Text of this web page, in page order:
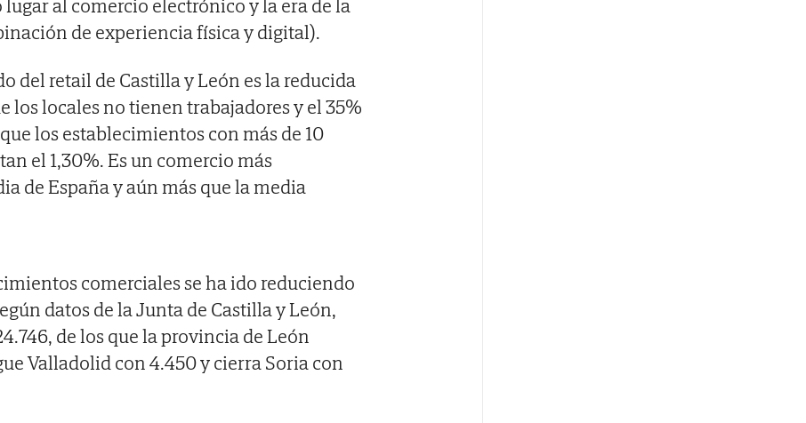
al comercio electrónico y la era de la
de experiencia física y digital).
del retail de Castilla y León es la reducida
los locales no tienen trabajadores y el 35%
los establecimientos con más de 10
el 1,30%. Es un comercio más
de España y aún más que la media
comerciales se ha ido reduciendo
datos de la Junta de Castilla y León,
de los que la provincia de León
Valladolid con 4.450 y cierra Soria con